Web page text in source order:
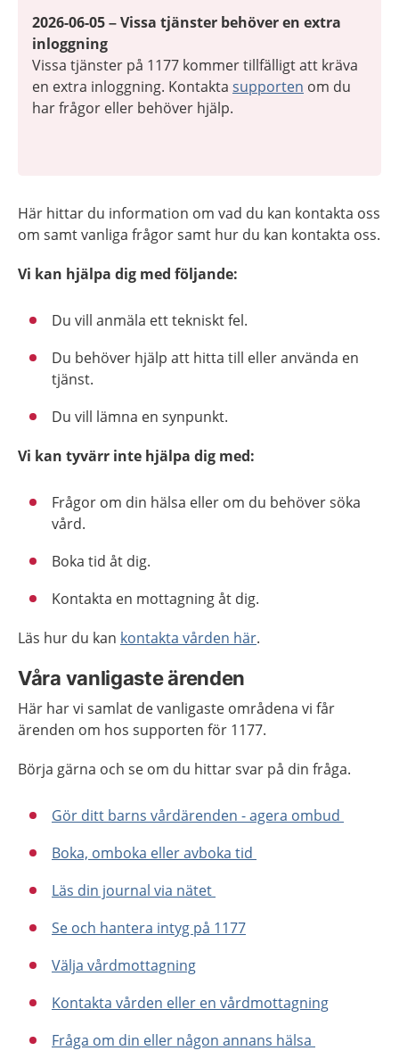
2026-06-05 – Vissa tjänster behöver en extra
inloggning
Vissa tjänster på 1177 kommer tillfälligt att kräva
en extra inloggning. Kontakta supporten om du
har frågor eller behöver hjälp.
Här hittar du information om vad du kan kontakta oss
om samt vanliga frågor samt hur du kan kontakta oss.
Vi kan hjälpa dig med följande:
Du vill anmäla ett tekniskt fel.
Du behöver hjälp att hitta till eller använda en
tjänst.
Du vill lämna en synpunkt.
Vi kan tyvärr inte hjälpa dig med:
Frågor om din hälsa eller om du behöver söka
vård.
Boka tid åt dig.
Kontakta en mottagning åt dig.
Läs hur du kan kontakta vården här.
Våra vanligaste ärenden
Här har vi samlat de vanligaste områdena vi får
ärenden om hos supporten för 1177.
Börja gärna och se om du hittar svar på din fråga.
Gör ditt barns vårdärenden - agera ombud
Boka, omboka eller avboka tid
Läs din journal via nätet
Se och hantera intyg på 1177
Välja vårdmottagning
Kontakta vården eller en vårdmottagning
Fråga om din eller någon annans hälsa